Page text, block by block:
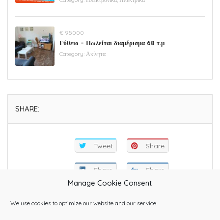
Manage Cookie Consent
We use cookies to optimize our website and our service.
€ 95000
Γύθειο – Πωλείται διαμέρισμα 68 τ.μ
Category: Ακίνητα
SHARE:
Tweet Share
Share Share